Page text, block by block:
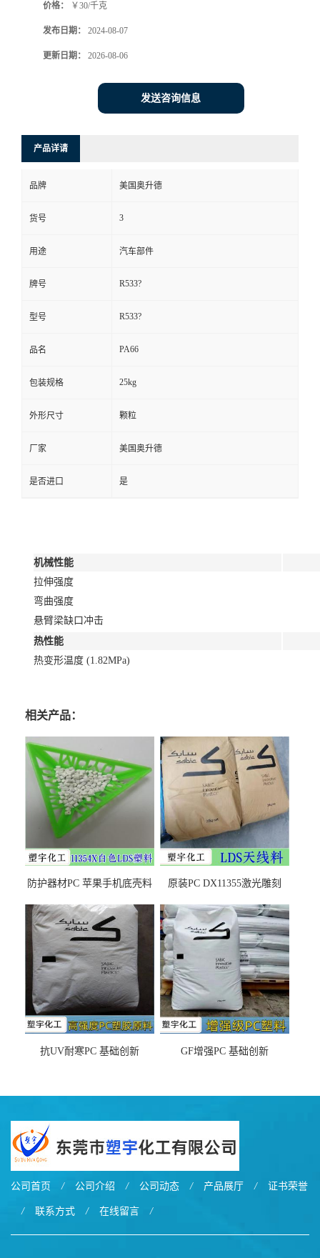
价格： ￥30/千克
发布日期： 2024-08-07
更新日期： 2026-08-06
发送咨询信息
产品详请
品牌 美国奥升德
货号 3
用途 汽车部件
牌号 R533?
型号 R533?
品名 PA66
包装规格 25kg
外形尺寸 颗粒
厂家 美国奥升德
是否进口 是
机械性能
拉伸强度
弯曲强度
悬臂梁缺口冲击
热性能
热变形温度 (1.82MPa)
相关产品：
防护器材PC 苹果手机底壳料
之忧
原装PC DX11355激光雕刻
抗UV耐寒PC 基础创新
GF增强PC 基础创新
公司首页 / 公司介绍 / 公司动态 / 产品展厅 / 证书荣誉
/ 联系方式 / 在线留言 /